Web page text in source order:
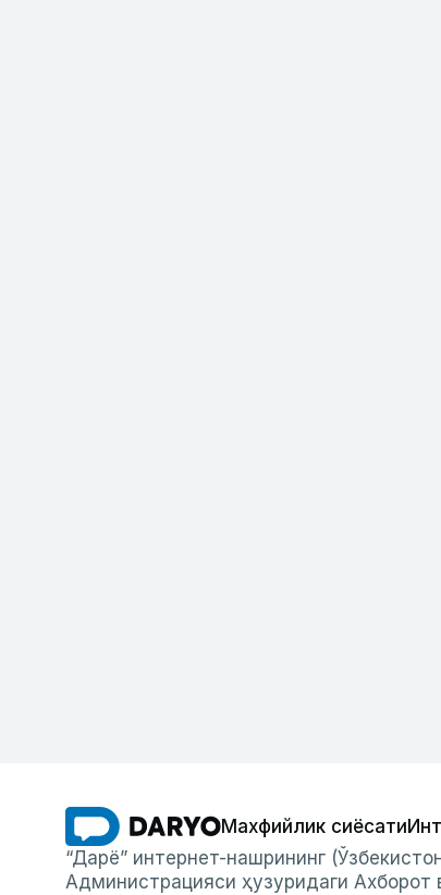
Махфийлик сиёсати
“Дарё” интернет-нашрининг
Администрацияси ҳузуридаги